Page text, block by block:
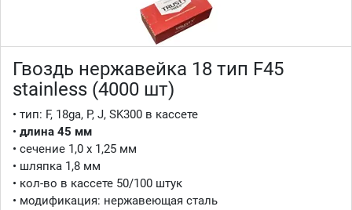
Гвоздь нержавейка 18 тип F45
stainless (4000 шт)
• тип: F, 18ga, P, J, SK300 в кассете
• длина 45 мм
• сечение 1,0 x 1,25 мм
• шляпка 1,8 мм
• кол-во в кассете 50/100 штук
• модификация: нержавеющая сталь